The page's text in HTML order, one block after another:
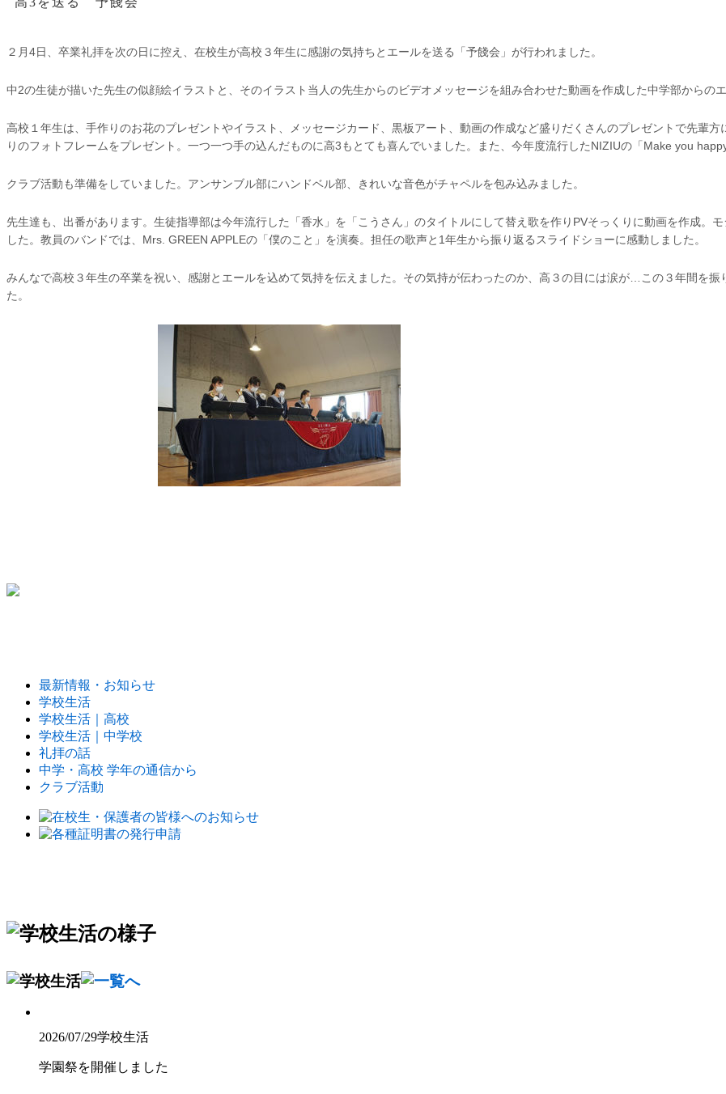
２月4日、卒業礼拝を次の日に控え、在校生が高校３年生に感謝の気持ちとエールを送る「予餞会」が行われました。
中2の生徒が描いた先生の似顔絵イラストと、そのイラスト当人の先生からのビデオメッセージを組み合わせた動画を作成した中学部からの
高校１年生は、手作りのお花のプレゼントやイラスト、メッセージカード、黒板アート、動画の作成など盛りだくさんのプレゼントで先輩
りのフォトフレームをプレゼント。一つ一つ手の込んだものに高3もとても喜んでいました。また、今年度流行したNIZIUの「Make you
クラブ活動も準備をしていました。アンサンブル部にハンドベル部、きれいな音色がチャペルを包み込みました。
先生達も、出番があります。生徒指導部は今年流行した「香水」を「こうさん」のタイトルにして替え歌を作りPVそっくりに動画を作成。
した。教員のバンドでは、Mrs. GREEN APPLEの「僕のこと」を演奏。担任の歌声と1年生から振り返るスライドショーに感動しました。
みんなで高校３年生の卒業を祝い、感謝とエールを込めて気持を伝えました。その気持が伝わったのか、高３の目には涙が…この３年間を
た。
最新情報・お知らせ
学校生活
学校生活｜高校
学校生活｜中学校
礼拝の話
中学・高校 学年の通信から
クラブ活動
2026/07/29学校生活
学園祭を開催しました